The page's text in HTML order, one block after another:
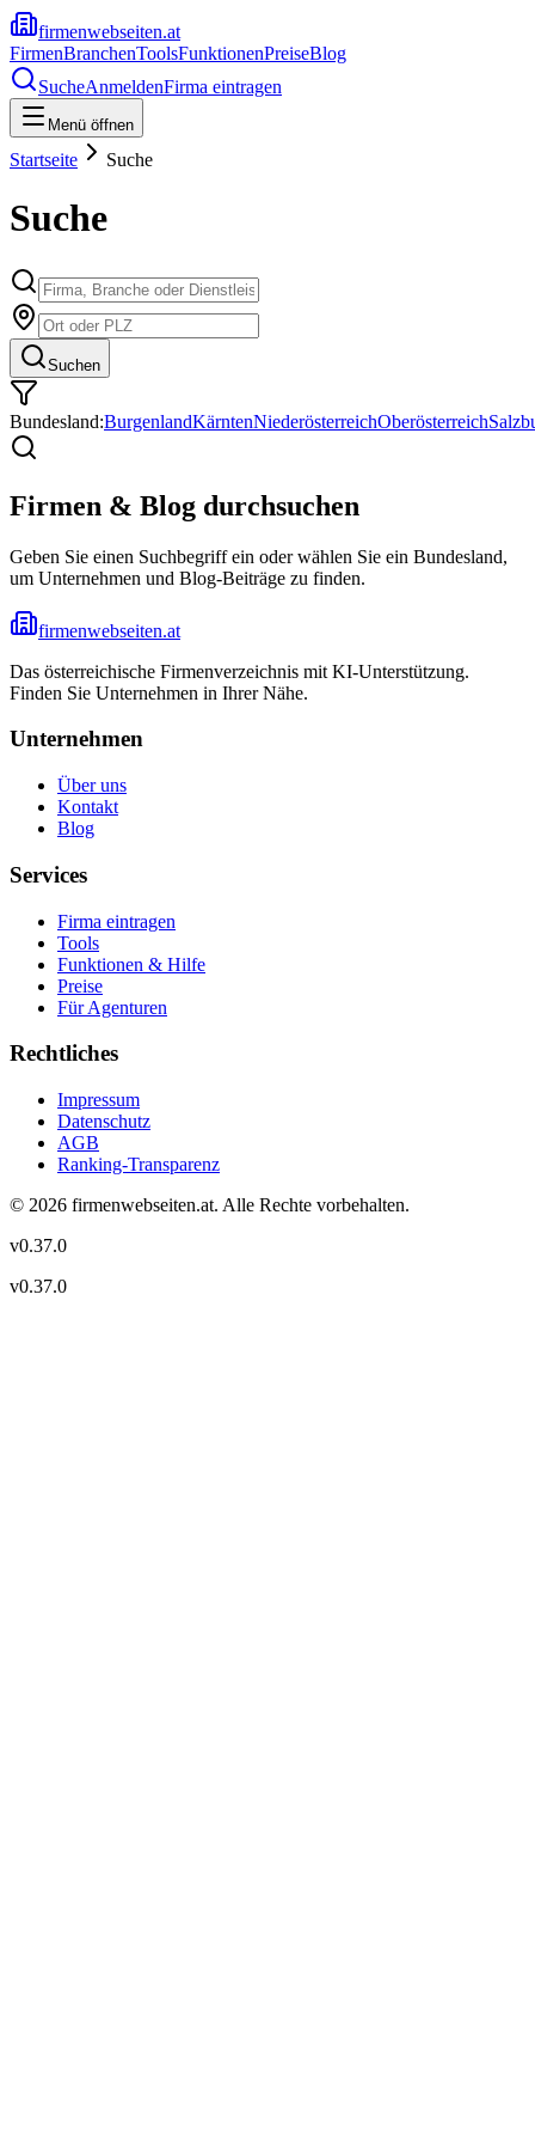
firmenwebseiten.at
FirmenBranchenToolsFunktionenPreiseBlog
SucheAnmeldenFirma eintragen
Menü öffnen
Startseite Suche
Suche
Suchen
Bundesland:BurgenlandKärntenNiederösterreichOberösterreich
Firmen & Blog durchsuchen
Geben Sie einen Suchbegriff ein oder wählen Sie ein Bundesland,
um Unternehmen und Blog-Beiträge zu finden.
firmenwebseiten.at
Das österreichische Firmenverzeichnis mit KI-Unterstützung.
Finden Sie Unternehmen in Ihrer Nähe.
Unternehmen
Über uns
Kontakt
Blog
Services
Firma eintragen
Tools
Funktionen & Hilfe
Preise
Für Agenturen
Rechtliches
Impressum
Datenschutz
AGB
Ranking-Transparenz
© 2026 firmenwebseiten.at. Alle Rechte vorbehalten.
v0.37.0
v0.37.0